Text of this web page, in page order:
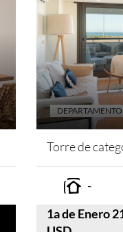
Torre de
-
DEPARTAMENTO
1a de Enero